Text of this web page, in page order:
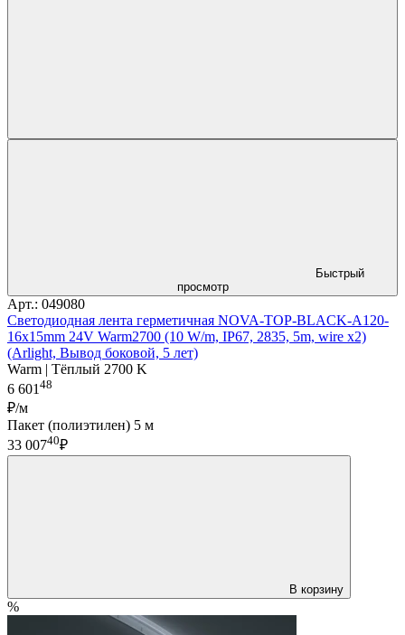
Быстрый
просмотр
Арт.: 049080
Светодиодная лента герметичная NOVA-TOP-BLACK-A120-
16x15mm 24V Warm2700 (10 W/m, IP67, 2835, 5m, wire x2)
(Arlight, Вывод боковой, 5 лет)
Warm | Тёплый 2700 K
6 601 48
₽/м
Пакет (полиэтилен) 5 м
33 00740₽
В корзину
%